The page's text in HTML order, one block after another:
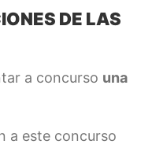
DE LAS
a concurso una
a este concurso